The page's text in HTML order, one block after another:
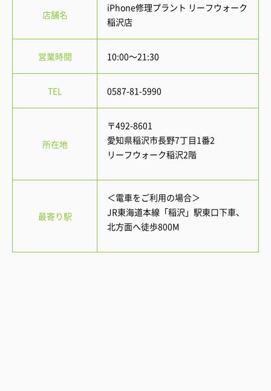
店舗名
iPhone修理プラント リーフウォーク
稲沢店
営業時間 10:00～21:30
TEL 0587-81-5990
所在地
〒492-8601
愛知県稲沢市長野7丁目1番2
リーフウォーク稲沢2階
最寄り駅
＜電車をご利用の場合＞
JR東海道本線「稲沢」駅東口下車、
北方面へ徒歩800M